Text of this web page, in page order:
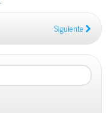
Siguiente